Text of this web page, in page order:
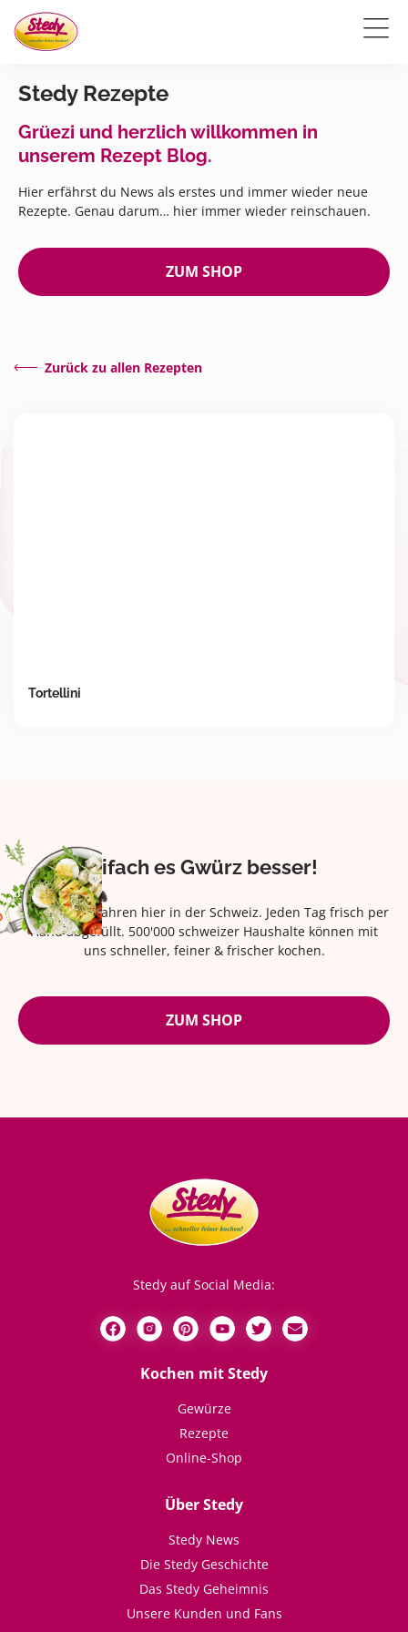
Stedy Rezepte
Grüezi und herzlich willkommen in
unserem Rezept Blog.
Hier erfährst du News als erstes und immer wieder neue
Rezepte. Genau darum… hier immer wieder reinschauen.
ZUM SHOP
Zurück zu allen Rezepten
Tortellini
Eifach es Gwürz besser!
Seit über 42 Jahren hier in der Schweiz. Jeden Tag frisch per
Hand abgefüllt. 500'000 schweizer Haushalte können mit
uns schneller, feiner & frischer kochen.
ZUM SHOP
Stedy auf Social Media:
Kochen mit Stedy
Gewürze
Rezepte
Online-Shop
Über Stedy
Stedy News
Die Stedy Geschichte
Das Stedy Geheimnis
Unsere Kunden und Fans